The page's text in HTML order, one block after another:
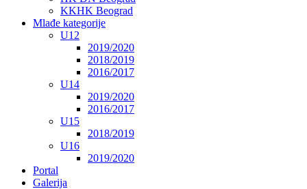
KKHK Beograd
Mlađe kategorije
U12
2019/2020
2018/2019
2016/2017
U14
2019/2020
2016/2017
U15
2018/2019
U16
2019/2020
Portal
Galerija